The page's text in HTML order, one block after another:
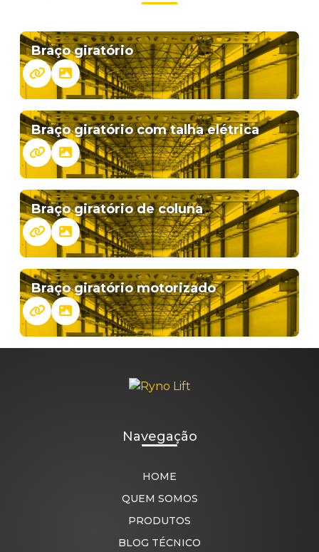
Braço giratório
Braço giratório com talha elétrica
Braço giratório de coluna
Braço giratório motorizado
Navegação
HOME
QUEM SOMOS
PRODUTOS
BLOG TÉCNICO